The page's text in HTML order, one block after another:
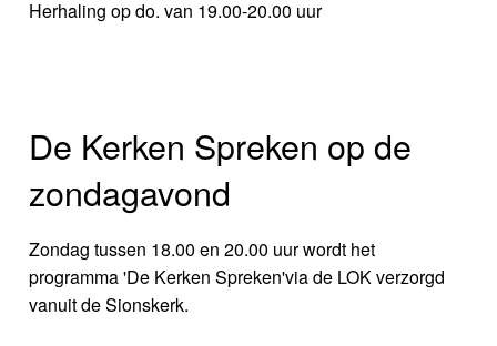
Herhaling op do. van 19.00-20.00 uur
De Kerken Spreken op de
zondagavond
Zondag tussen 18.00 en 20.00 uur wordt het
programma 'De Kerken Spreken'via de LOK verzorgd
vanuit de Sionskerk.